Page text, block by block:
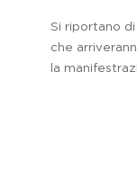
Si riportano
che
la